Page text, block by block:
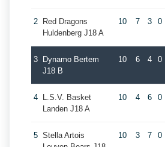
2
Red Dragons
Huldenberg J18 A
10 7 3 0
3
Dynamo Bertem
J18 B
10 6 4 0
4
L.S.V. Basket
Landen J18 A
10 4 6 0
5 Stella Artois
10 3 7 0